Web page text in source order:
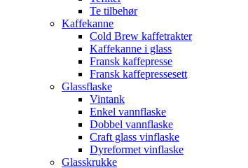
Te tilbehør
Kaffekanne
Cold Brew kaffetrakter
Kaffekanne i glass
Fransk kaffepresse
Fransk kaffepressesett
Glassflaske
Vintank
Enkel vannflaske
Dobbel vannflaske
Craft glass vinflaske
Dyreformet vinflaske
Glasskrukke